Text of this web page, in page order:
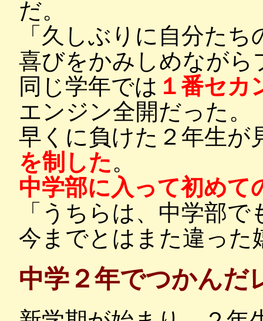
だ。
「久しぶりに自分た
喜びをかみしめながら
同じ学年では １番セカ
エンジン全開だった。
早くに負けた２年生が
を制した。
中学部に入って初めて
「うちらは、中学部
今までとはまた違った
中学２年でつかんだ